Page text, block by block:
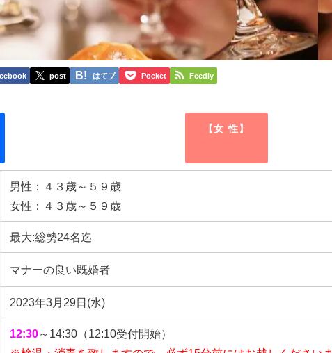
post はてブ Pocket Feedly
【女 性】
男性：４３歳～５９歳
女性：４３歳～５９歳
最大:総勢24名迄
マナーの良い既婚者
2023年3月29日(水)
12:30～14:30（12:10受付開始）